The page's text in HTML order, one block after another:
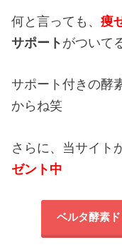
何と言っても、痩
サポート がついて
サポート付きの酵
からね笑
さらに、当サイト
ゼント中
ベルタ酵素